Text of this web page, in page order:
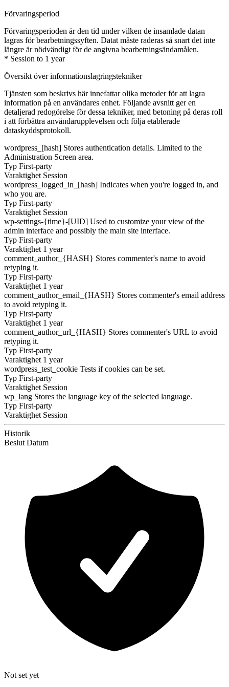
Förvaringsperiod
Förvaringsperioden är den tid under vilken de insamlade datan
lagras för bearbetningssyften. Datat måste raderas så snart det inte
längre är nödvändigt för de angivna bearbetningsändamålen.
* Session to 1 year
Översikt över informationslagringstekniker
Tjänsten som beskrivs här innefattar olika metoder för att lagra
information på en användares enhet. Följande avsnitt ger en
detaljerad redogörelse för dessa tekniker, med betoning på deras roll
i att förbättra användarupplevelsen och följa etablerade
dataskyddsprotokoll.
wordpress_[hash] Stores authentication details. Limited to the
Administration Screen area.
Typ First-party
Varaktighet Session
wordpress_logged_in_[hash] Indicates when you're logged in, and
who you are.
Typ First-party
Varaktighet Session
wp-settings-{time}-[UID] Used to customize your view of the
admin interface and possibly the main site interface.
Typ First-party
Varaktighet 1 year
comment_author_{HASH} Stores commenter's name to avoid
retyping it.
Typ First-party
Varaktighet 1 year
comment_author_email_{HASH} Stores commenter's email address
to avoid retyping it.
Typ First-party
Varaktighet 1 year
comment_author_url_{HASH} Stores commenter's URL to avoid
retyping it.
Typ First-party
Varaktighet 1 year
wordpress_test_cookie Tests if cookies can be set.
Typ First-party
Varaktighet Session
wp_lang Stores the language key of the selected language.
Typ First-party
Varaktighet Session
Historik
Beslut Datum
Not set yet